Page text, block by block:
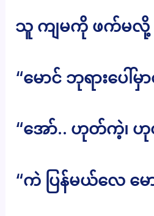
သူ ကျမကို ဖက်မလို့
“မောင် ဘုရားပေါ်မှာ
“အော်.. ဟုတ်ကဲ့၊
“ကဲ ပြန်မယ်လေ မေ